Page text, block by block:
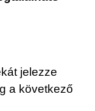
jelezze
a következő